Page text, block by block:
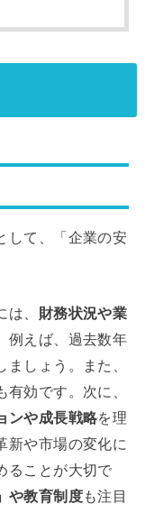
して、「企業の安
、 財務状況や業
例えば、過去数年
しょう。また、
有効です。次に、
ンや成長戦略を理
新や市場の変化に
ることが大切で
や教育制度も注目